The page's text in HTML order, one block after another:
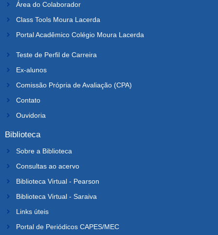
Área do Colaborador
Class Tools Moura Lacerda
Portal Acadêmico Colégio Moura Lacerda
Teste de Perfil de Carreira
Ex-alunos
Comissão Própria de Avaliação (CPA)
Contato
Ouvidoria
Biblioteca
Sobre a Biblioteca
Consultas ao acervo
Biblioteca Virtual - Pearson
Biblioteca Virtual - Saraiva
Links úteis
Portal de Periódicos CAPES/MEC